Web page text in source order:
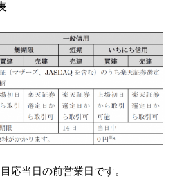
応当日の前営業日です。